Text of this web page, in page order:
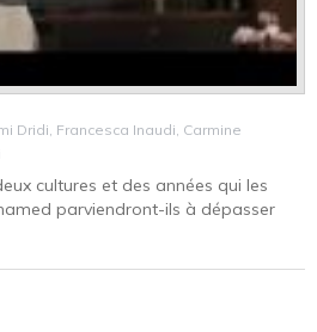
Dridi, Francesca Inaudi, Carmine
cultures et des années qui les
parviendront-ils à dépasser